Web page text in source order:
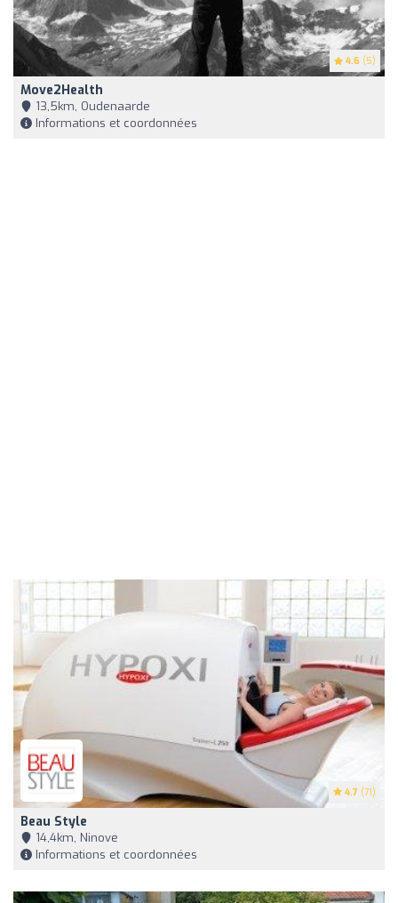
4.6 (5)
Move2Health
13,5km, Oudenaarde
Informations et coordonnées
4.7 (71)
Beau Style
14,4km, Ninove
Informations et coordonnées